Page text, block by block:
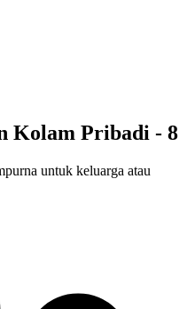
Kolam Pribadi - 8
untuk keluarga atau